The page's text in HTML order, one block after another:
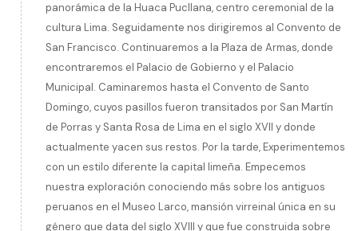
panorámica de la Huaca Pucllana, centro ceremonial de la
cultura Lima. Seguidamente nos dirigiremos al Convento de
San Francisco. Continuaremos a la Plaza de Armas, donde
encontraremos el Palacio de Gobierno y el Palacio
Municipal. Caminaremos hasta el Convento de Santo
Domingo, cuyos pasillos fueron transitados por San Martín
de Porras y Santa Rosa de Lima en el siglo XVII y donde
actualmente yacen sus restos. Por la tarde, Experimentemos
con un estilo diferente la capital limeña. Empecemos
nuestra exploración conociendo más sobre los antiguos
peruanos en el Museo Larco, mansión virreinal única en su
género que data del siglo XVIII y que fue construida sobre